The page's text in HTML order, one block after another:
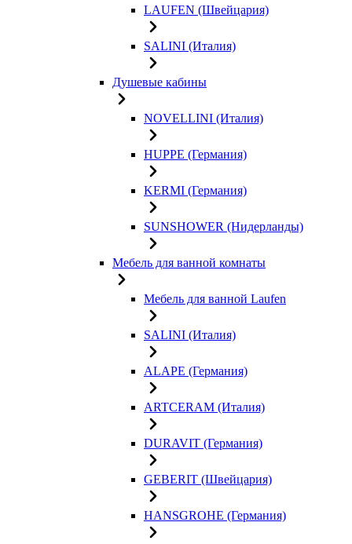
LAUFEN (Швейцария)
SALINI (Италия)
Душевые кабины
NOVELLINI (Италия)
HUPPE (Германия)
KERMI (Германия)
SUNSHOWER (Нидерланды)
Мебель для ванной комнаты
Мебель для ванной Laufen
SALINI (Италия)
ALAPE (Германия)
ARTCERAM (Италия)
DURAVIT (Германия)
GEBERIT (Швейцария)
HANSGROHE (Германия)